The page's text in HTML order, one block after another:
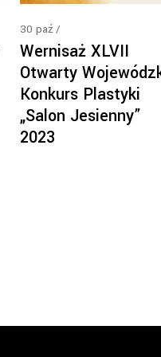
30 paź
Wernisaż XLVII
Otwarty
Konkurs Plastyki
„Salon Jesienny”
2023